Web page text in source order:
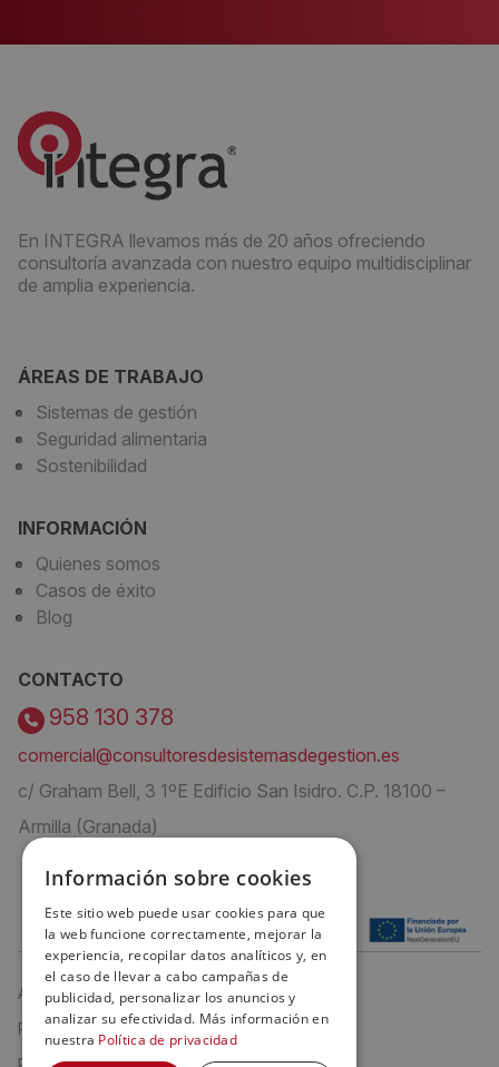
En INTEGRA llevamos más de 20 años ofreciendo
consultoría avanzada con nuestro equipo multidisciplinar
de amplia experiencia.
ÁREAS DE TRABAJO
Sistemas de gestión
Seguridad alimentaria
Sostenibilidad
INFORMACIÓN
Quienes somos
Casos de éxito
Blog
CONTACTO
958 130 378
comercial@consultoresdesistemasdegestion.es
c/ Graham Bell, 3 1ºE Edificio San Isidro. C.P. 18100 –
Armilla (Granada)
Aviso Legal
Política de privacidad
Información sobre cookies
Este sitio web puede usar cookies para que
la web funcione correctamente, mejorar la
experiencia, recopilar datos analíticos y, en
el caso de llevar a cabo campañas de
publicidad, personalizar los anuncios y
analizar su efectividad. Más información en
nuestra Política de privacidad